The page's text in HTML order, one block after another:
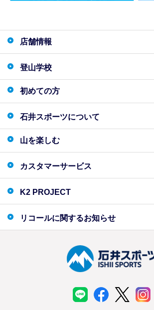
店舗情報
登山学校
初めての方
石井スポーツについて
山を楽しむ
カスタマーサービス
K2 PROJECT
リコールに関するお知らせ